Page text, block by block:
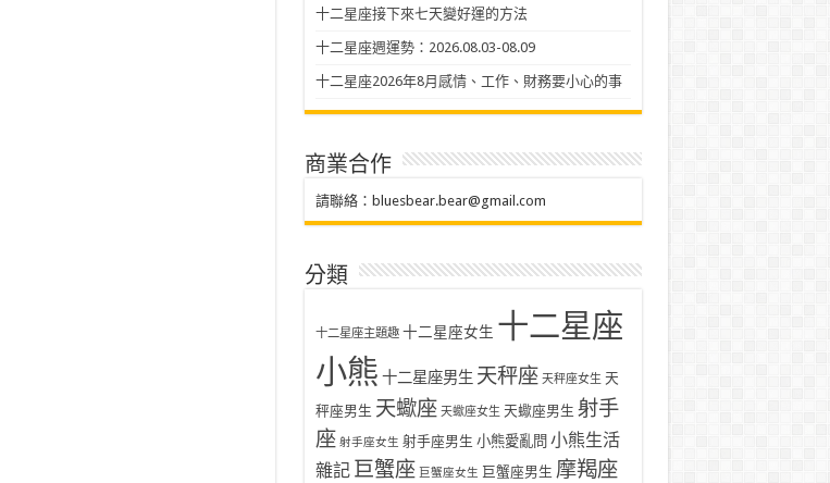
十二星座接下來七天變好運的方法
十二星座週運勢：2026.08.03-08.09
十二星座2026年8月感情、工作、財務要小心的事
商業合作
請聯絡： bluesbear.bear@gmail.com
分類
十二星座主題趣 十二星座女生 十二星座
小熊 十二星座男生 天秤座 天秤座女生 天
秤座男生 天蠍座 天蠍座女生 天蠍座男生 射手
座 射手座女生 射手座男生 小熊愛亂問 小熊生活
雜記 巨蟹座 巨蟹座女生 巨蟹座男生 摩羯座